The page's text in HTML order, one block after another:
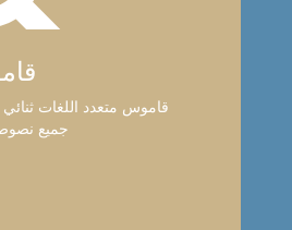
قاموس متعدد اللغات ثنائي
جميع نصوص